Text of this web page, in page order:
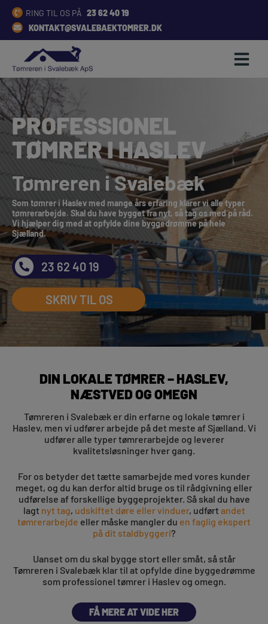
Hop
indholdet
RING TIL OS PÅ 23 62 40 19
KONTAKT@SVALEBAEKTOMRER.DK
PROFESSIONEL
TØMRER I HASLEV
Tømreren i Svalebæk
Som tømrer i Haslev med mange års erfaring klarer vi alle typer
tømrerarbejde. Skal du have bygget fra nyt, så tag os med på råd.
Vi hjælper dig med at opfylde dine byggedrømme på hele
Sjælland.
23 62 40 19
SKRIV TIL OS
DIN LOKALE TØMRER – HASLEV,
NÆSTVED OG OMEGN
Tømreren i Svalebæk er din erfarne og lokale tømrer i
Haslev, men vi udfører arbejde på det meste af Sjælland. Vi
udfører alle typer tømrerarbejde og leverer
kvalitetsløsninger hver gang.
For os betyder det tætte samarbejde med vores kunder
meget, og du kan derfor altid bruge os til rådgivning eller
udførelse af forskellige byggeprojekter. Så skal du have
lagt nyt tag, udskiftet døre eller vinduer, udført andet
tømrerarbejde eller måske mangler du en faglig ekspert
på dit staldbyggeri?
Uanset om du skal bygge stort eller småt, så står
Tømreren i Svalebæk klar til at opfylde dine byggedrømme
som professionel tømrer i Haslev og omegn.
FÅ MERE AT VIDE HER